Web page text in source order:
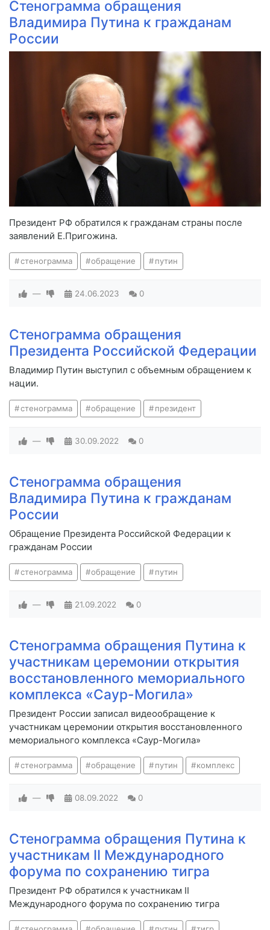
Стенограмма обращения
Владимира Путина к гражданам
России
Президент РФ обратился к гражданам страны после
заявлений Е.Пригожина.
стенограмма обращение путин
— 24.06.2023 0
Стенограмма обращения
Президента Российской Федерации
Владимир Путин выступил с объемным обращением к
нации.
стенограмма обращение президент
— 30.09.2022 0
Стенограмма обращения
Владимира Путина к гражданам
России
Обращение Президента Российской Федерации к
гражданам России
стенограмма обращение путин
— 21.09.2022 0
Стенограмма обращения Путина к
участникам церемонии открытия
восстановленного мемориального
комплекса «Саур-Могила»
Президент России записал видеообращение к
участникам церемонии открытия восстановленного
мемориального комплекса «Саур-Могила»
стенограмма обращение путин комплекс
— 08.09.2022 0
Стенограмма обращения Путина к
участникам II Международного
форума по сохранению тигра
Президент РФ обратился к участникам II
Международного форума по сохранению тигра